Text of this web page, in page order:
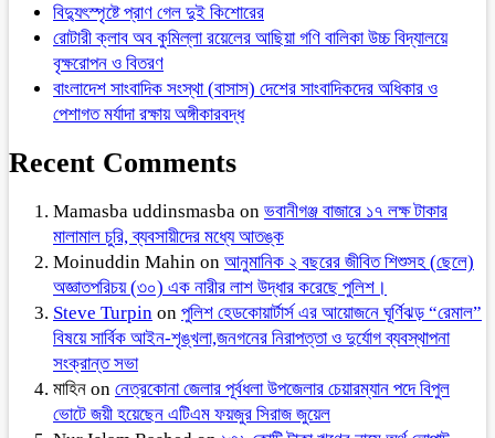
বিদ্যুৎস্পৃষ্টে প্রাণ গেল দুই কিশোরের
রোটারী ক্লাব অব কুমিল্লা রয়েলের আছিয়া গণি বালিকা উচ্চ বিদ্যালয়ে
বৃক্ষরোপন ও বিতরণ
বাংলাদেশ সাংবাদিক সংস্থা (বাসাস) দেশের সাংবাদিকদের অধিকার ও
পেশাগত মর্যাদা রক্ষায় অঙ্গীকারবদ্ধ
Recent Comments
Mamasba uddinsmasba on ভবানীগঞ্জ বাজারে ১৭ লক্ষ টাকার
মালামাল চুরি, ব্যবসায়ীদের মধ্যে আতঙ্ক
Moinuddin Mahin on আনুমানিক ২ বছরের জীবিত শিশুসহ (ছেলে)
অজ্ঞাতপরিচয় (৩০) এক নারীর লাশ উদ্ধার করেছে পুলিশ।
Steve Turpin on পুলিশ হেডকোয়ার্টার্স এর আয়োজনে ঘূর্ণিঝড় “রেমাল”
বিষয়ে সার্বিক আইন-শৃঙ্খলা,জনগনের নিরাপত্তা ও দুর্যোগ ব্যবস্থাপনা
সংক্রান্ত সভা
মাহিন on নেত্রকোনা জেলার পূর্বধলা উপজেলার চেয়ারম্যান পদে বিপুল
ভোটে জয়ী হয়েছেন এটিএম ফয়জুর সিরাজ জুয়েল